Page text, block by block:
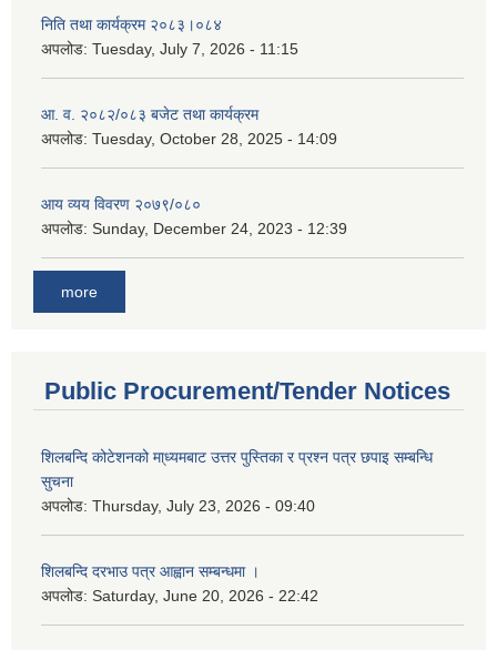
निति तथा कार्यक्रम २०८३।०८४
अपलोड: Tuesday, July 7, 2026 - 11:15
आ. व. २०८२/०८३ बजेट तथा कार्यक्रम
अपलोड: Tuesday, October 28, 2025 - 14:09
आय व्यय विवरण २०७९/०८०
अपलोड: Sunday, December 24, 2023 - 12:39
more
Public Procurement/Tender Notices
शिलबन्दि कोटेशनको मा्ध्यमबाट उत्तर पुस्तिका र प्रश्न पत्र छपाइ सम्बन्धि
सुचना
अपलोड: Thursday, July 23, 2026 - 09:40
शिलबन्दि दरभाउ पत्र आह्वान सम्बन्धमा ।
अपलोड: Saturday, June 20, 2026 - 22:42